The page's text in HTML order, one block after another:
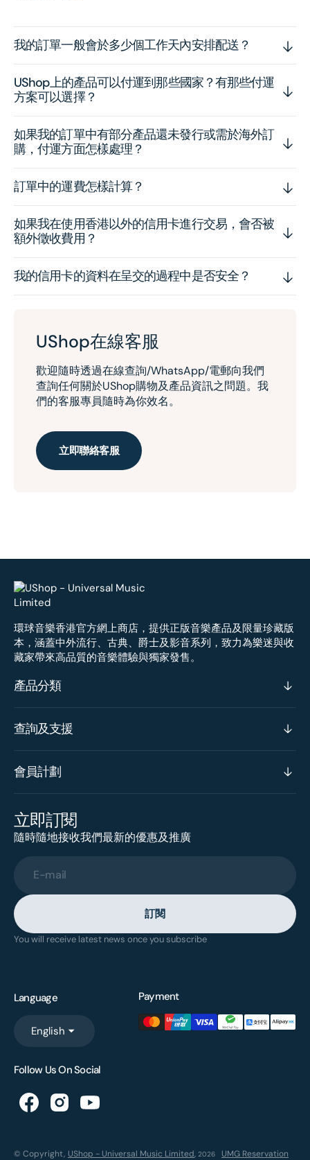
我的訂單一般會於多少個工作天內安排配送？
UShop上的產品可以付運到那些國家？有那些付運
方案可以選擇？
如果我的訂單中有部分產品還未發行或需於海外訂
購，付運方面怎樣處理？
訂單中的運費怎樣計算？
如果我在使用香港以外的信用卡進行交易，會否被
額外徵收費用？
我的信用卡的資料在呈交的過程中是否安全？
UShop在線客服
歡迎隨時透過在線查詢/WhatsApp/電郵向我們
查詢任何關於UShop購物及產品資訊之問題。我
們的客服專員隨時為你效名。
立即聯絡客服
環球音樂香港官方網上商店，提供正版音樂產品及限量珍藏版
本，涵蓋中外流行、古典、爵士及影音系列，致力為樂迷與收
藏家帶來高品質的音樂體驗與獨家發售。
產品分類
查詢及支援
會員計劃
立即訂閱
隨時隨地接收我們最新的優惠及推廣
E-mail
訂閱
You will receive latest news once you subscribe
Language
English
Payment
Follow Us On Social
© Copyright, UShop - Universal Music Limited, 2026 UMG Reservation